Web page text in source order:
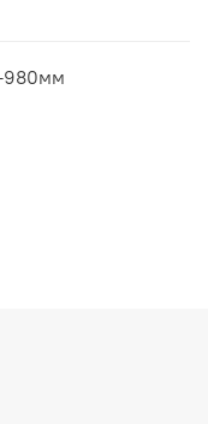
980мм
паркета и